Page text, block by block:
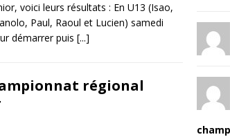
voici leurs résultats : En U13 (Isao,
Paul, Raoul et Lucien) samedi
démarrer puis [...]
régional